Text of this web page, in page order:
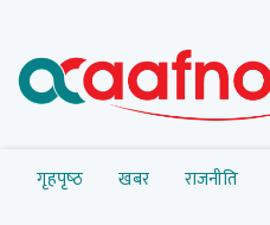
गृहपृष्‍ठ खबर राजनीति